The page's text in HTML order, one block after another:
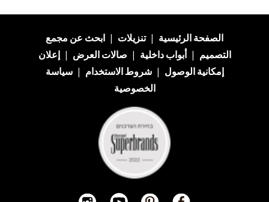
الصفحة الرئيسية | تنزيلات | ابحث عن مجمع
التصميم | أبواب داخلية | صالات العرض | إعلان
إمكانية الوصول | شروط الاستخدام | سياسة
الخصوصية